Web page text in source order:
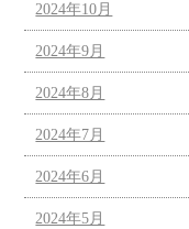
2024年10月
2024年9月
2024年8月
2024年7月
2024年6月
2024年5月